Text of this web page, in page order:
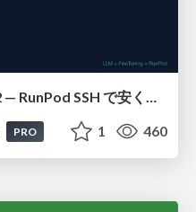
PRO 1 460